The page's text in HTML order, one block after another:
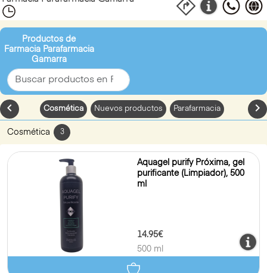
Productos de
Farmacia Parafarmacia
Gamarra
chevron_left Cosmética Nuevos productos Parafarmacia
Cosmética 3
Aquagel purify Próxima, gel
purificante (Limpiador), 500
ml
14.95€
500 ml